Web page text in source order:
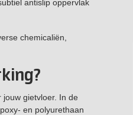
antislip oppervlak
chemicaliën,
gietvloer. In de
en polyurethaan